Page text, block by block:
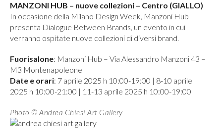
MANZONI HUB – nuove collezioni – Centro (GIALLO)
In occasione della Milano Design Week, Manzoni Hub
presenta Dialogue Between Brands, un evento in cui
verranno ospitate nuove collezioni di diversi brand.
Fuorisalone: Manzoni Hub – Via Alessandro Manzoni 43 –
M3 Montenapoleone
Date e orari: 7 aprile 2025 h 10:00-19:00 | 8-10 aprile
2025 h 10:00-21:00 | 11-13 aprile 2025 h 10:00-19:00
Photo © Andrea Chiesi Art Gallery